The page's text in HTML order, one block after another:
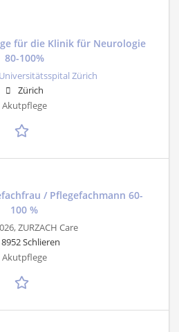
für die Klinik für Neurologie
80-100%
Universitätsspital Zürich
Zürich
Akutpflege
/ Pflegefachmann 60-
100 %
ZURZACH Care
8952 Schlieren
Akutpflege